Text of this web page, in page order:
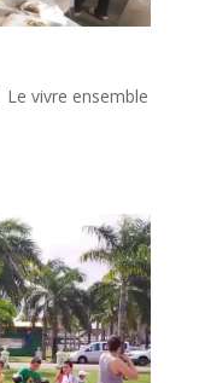
Le vivre ensemble